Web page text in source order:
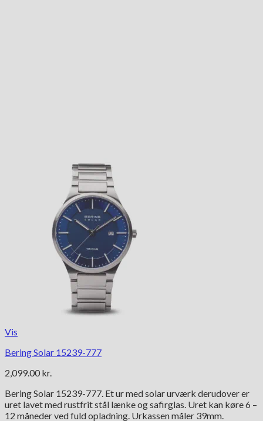
Vis
Bering Solar 15239-777
2,099.00 kr.
Bering Solar 15239-777. Et ur med solar urværk derudover er
uret lavet med rustfrit stål lænke og safirglas. Uret kan køre 6 –
12 måneder ved fuld opladning. Urkassen måler 39mm.